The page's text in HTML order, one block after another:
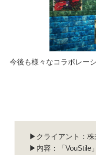
今後も様々なコラボレー
▶クライアント：
▶内容：「VouStile」